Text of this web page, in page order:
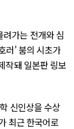
가는 전개와 심
러' 붐의 시초가
작돼 일본판 링보
신인상을 수상
최근 한국어로